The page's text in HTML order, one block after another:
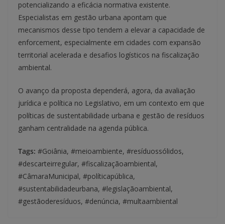
potencializando a eficácia normativa existente.
Especialistas em gestão urbana apontam que
mecanismos desse tipo tendem a elevar a capacidade de
enforcement, especialmente em cidades com expansão
territorial acelerada e desafios logísticos na fiscalização
ambiental.
O avanço da proposta dependerá, agora, da avaliação
jurídica e política no Legislativo, em um contexto em que
políticas de sustentabilidade urbana e gestão de resíduos
ganham centralidade na agenda pública.
Tags: #Goiânia, #meioambiente, #resíduossólidos,
#descarteirregular, #fiscalizaçãoambiental,
#CâmaraMunicipal, #políticapública,
#sustentabilidadeurbana, #legislaçãoambiental,
#gestãoderesíduos, #denúncia, #multaambiental